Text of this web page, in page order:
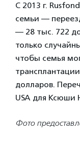
С 2013 г.
семьи —
— 28 тыс. 722
только
чтобы семья
долларов.
USA для Ксюши
Фото